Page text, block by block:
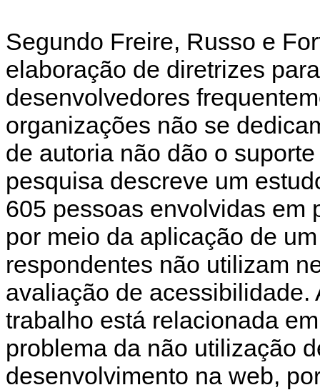
Segundo Freire, Russo e
elaboração de diretrizes
desenvolvedores
organizações não se
de autoria não dão o
pesquisa descreve um
605 pessoas envolvidas em
por meio da aplicação de
respondentes não utilizam
avaliação de
trabalho está relacionada
problema da não utilização
desenvolvimento na web,